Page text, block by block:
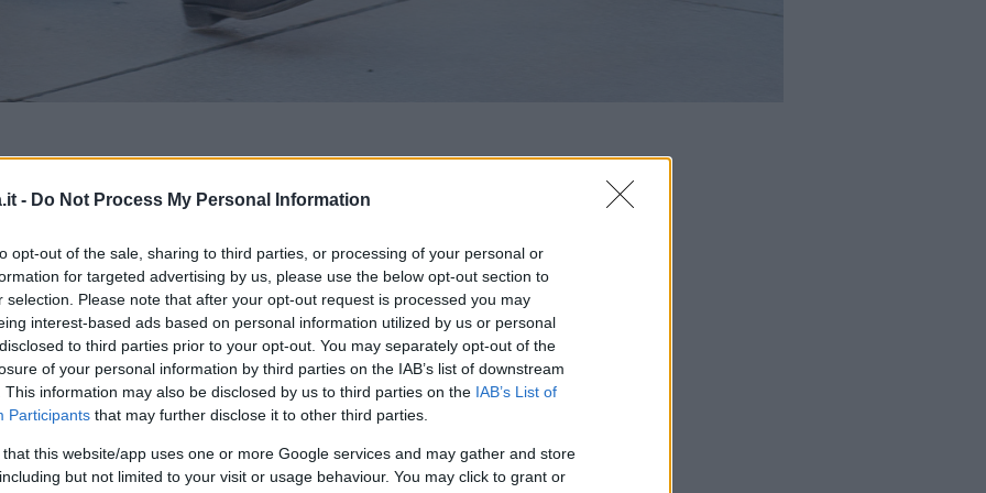
- Do Not Process My Personal Information
opt-out of the sale, sharing to third parties, or processing of your personal or
for targeted advertising by us, please use the below opt-out section to
selection. Please note that after your opt-out request is processed you may
interest-based ads based on personal information utilized by us or personal
to third parties prior to your opt-out. You may separately opt-out of the
of your personal information by third parties on the IAB’s list of downstream
This information may also be disclosed by us to third parties on the IAB’s List of
Participants that may further disclose it to other third parties.
that this website/app uses one or more Google services and may gather and store
but not limited to your visit or usage behaviour. You may click to grant or
matrimonio più atteso dell’anno: il 25
eBeatrice Borromeoconvoleranno a
ricerca di qualche nuovo dettaglio